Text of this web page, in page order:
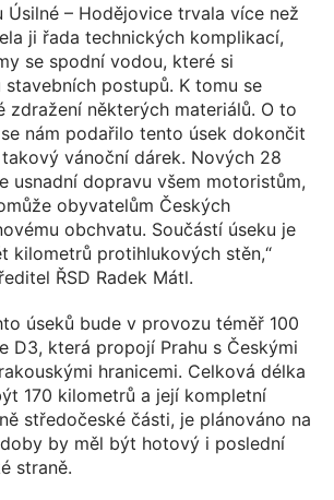
Úsilné – Hodějovice trvala více než
ji řada technických komplikací,
se spodní vodou, které si
postupů. K tomu se
zdražení některých materiálů. O to
nám podařilo tento úsek dokončit
vánoční dárek. Nových 28
usnadní dopravu všem motoristům,
obyvatelům Českých
obchvatu. Součástí úseku je
kilometrů protihlukových stěn,“
ŘSD Radek Mátl.
úseků bude v provozu téměř 100
D3, která propojí Prahu s Českými
hranicemi. Celková délka
170 kilometrů a její kompletní
středočeské části, je plánováno na
by měl být hotový i poslední
straně.